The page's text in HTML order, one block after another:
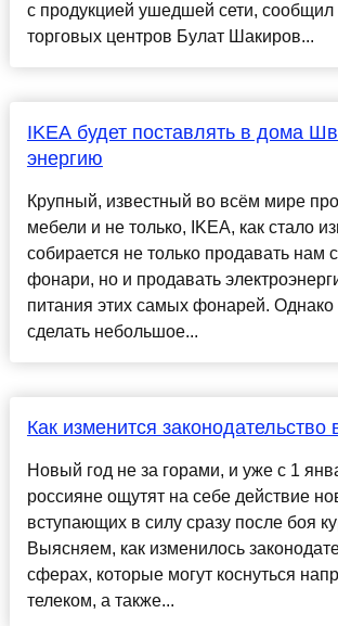
с продукцией ушедшей сети,
торговых центров Булат Шакиров...
IKEA будет поставлять в дома
энергию
Крупный, известный во всём мире
мебели и не только, IKEA, как стало
собирается не только продавать нам
фонари, но и продавать
питания этих самых фонарей. Однако
сделать небольшое...
Как изменится законодательство
Новый год не за горами, и уже с 1
россияне ощутят на себе действие
вступающих в силу сразу после боя
Выясняем, как изменилось
сферах, которые могут коснуться
телеком, а также...